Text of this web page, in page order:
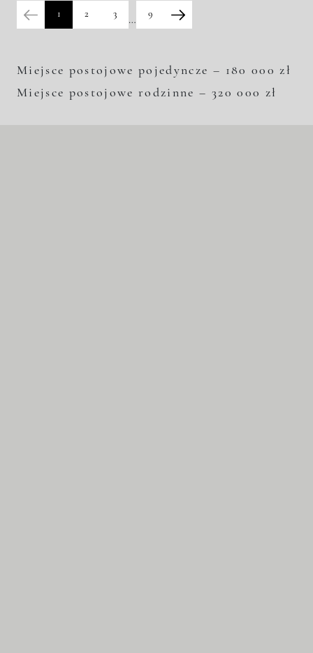
1 2 3
…
9
Miejsce postojowe pojedyncze – 180 000 zł
Miejsce postojowe rodzinne – 320 000 zł